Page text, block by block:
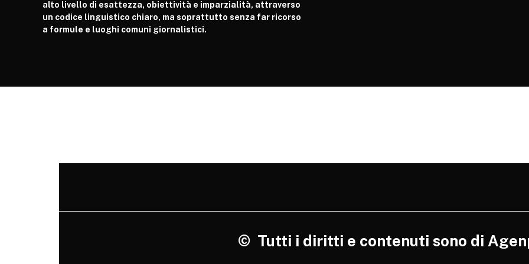
alto livello di esattezza, obiettività e imparzialità, attraverso
un codice linguistico chiaro, ma soprattutto senza far ricorso
a formule e luoghi comuni giornalistici.
©Tutti i diritti e contenuti sono di